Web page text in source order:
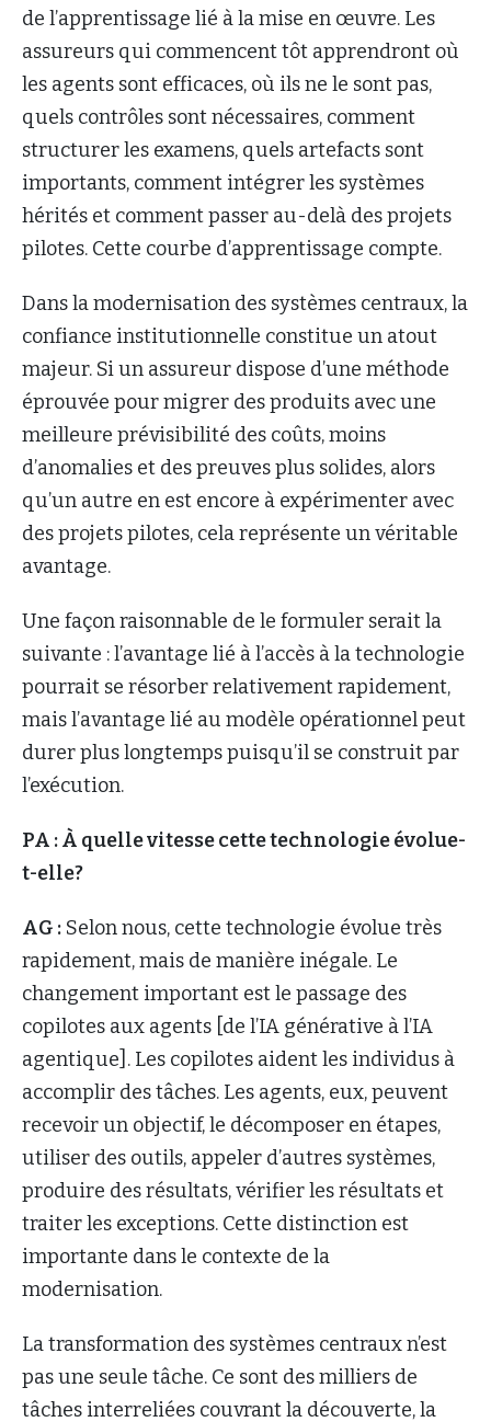
de l’apprentissage lié à la mise en œuvre. Les
assureurs qui commencent tôt apprendront où
les agents sont efficaces, où ils ne le sont pas,
quels contrôles sont nécessaires, comment
structurer les examens, quels artefacts sont
importants, comment intégrer les systèmes
hérités et comment passer au-delà des projets
pilotes. Cette courbe d’apprentissage compte.
Dans la modernisation des systèmes centraux, la
confiance institutionnelle constitue un atout
majeur. Si un assureur dispose d’une méthode
éprouvée pour migrer des produits avec une
meilleure prévisibilité des coûts, moins
d’anomalies et des preuves plus solides, alors
qu’un autre en est encore à expérimenter avec
des projets pilotes, cela représente un véritable
avantage.
Une façon raisonnable de le formuler serait la
suivante : l’avantage lié à l’accès à la technologie
pourrait se résorber relativement rapidement,
mais l’avantage lié au modèle opérationnel peut
durer plus longtemps puisqu’il se construit par
l’exécution.
PA : À quelle vitesse cette technologie évolue-
t-elle?
AG : Selon nous, cette technologie évolue très
rapidement, mais de manière inégale. Le
changement important est le passage des
copilotes aux agents [de l’IA générative à l’IA
agentique]. Les copilotes aident les individus à
accomplir des tâches. Les agents, eux, peuvent
recevoir un objectif, le décomposer en étapes,
utiliser des outils, appeler d’autres systèmes,
produire des résultats, vérifier les résultats et
traiter les exceptions. Cette distinction est
importante dans le contexte de la
modernisation.
La transformation des systèmes centraux n’est
pas une seule tâche. Ce sont des milliers de
tâches interreliées couvrant la découverte, la